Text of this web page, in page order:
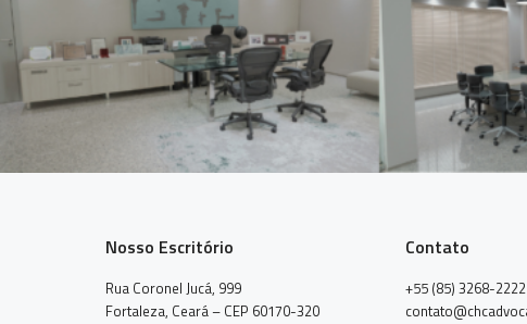
Nosso Escritório
Rua Coronel Jucá, 999
Fortaleza, Ceará – CEP 60170-320
Contato
+55 (85) 3268-2222